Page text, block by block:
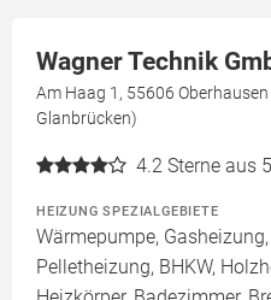
Wagner Technik
Am Haag 1, 55606
Glanbrücken)
4.2 Sterne aus
HEIZUNG SPEZIALGEBIETE
Wärmepumpe,
Pelletheizung, BHKW,